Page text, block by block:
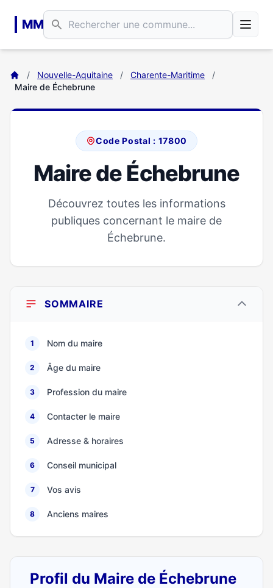
MM
/ Nouvelle-Aquitaine / Charente-Maritime
/
Maire de Échebrune
Code Postal : 17800
Maire de Échebrune
Découvrez toutes les informations
publiques concernant le maire de
Échebrune.
SOMMAIRE
1 Nom du maire
2 Âge du maire
3 Profession du maire
4 Contacter le maire
5 Adresse & horaires
6 Conseil municipal
7 Vos avis
8 Anciens maires
Profil du Maire de Échebrune